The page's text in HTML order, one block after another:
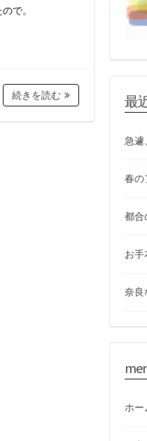
で。
続きを読む 最
急遽
春の
都合
お手
奈良
ホー